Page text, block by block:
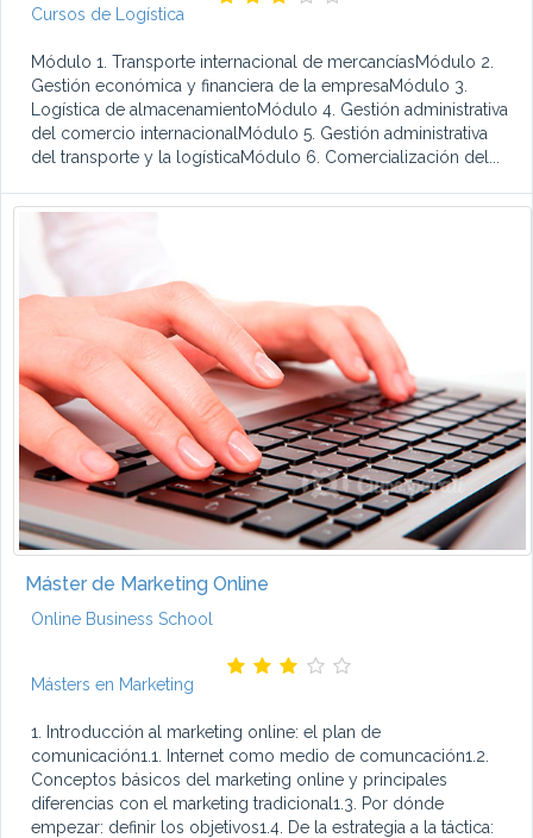
Cursos de Logística
Módulo 1. Transporte internacional de mercancíasMódulo 2.
Gestión económica y financiera de la empresaMódulo 3.
Logística de almacenamientoMódulo 4. Gestión administrativa
del comercio internacionalMódulo 5. Gestión administrativa
del transporte y la logísticaMódulo 6. Comercialización del...
Máster de Marketing Online
Online Business School
Másters en Marketing
1. Introducción al marketing online: el plan de
comunicación1.1. Internet como medio de comuncación1.2.
Conceptos básicos del marketing online y principales
diferencias con el marketing tradicional1.3. Por dónde
empezar: definir los objetivos1.4. De la estrategia a la táctica: